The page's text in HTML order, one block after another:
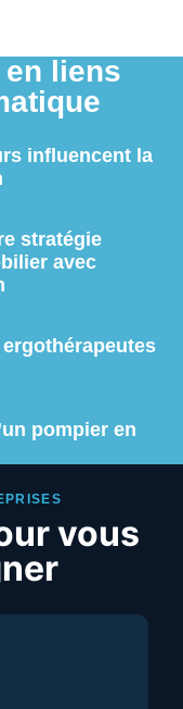
liens
influencent la
stratégie
avec
pompier en
vous